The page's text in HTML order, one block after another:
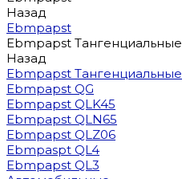
Назад
Ebmpapst
Ebmpapst Тангенциальные
Назад
Ebmpapst Тангенциальные
Ebmpapst QG
Ebmpapst QLK45
Ebmpapst QLN65
Ebmpapst QLZ06
Ebmpaspt QL4
Ebmpapst QL3